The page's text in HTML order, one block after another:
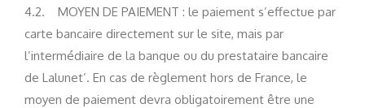
4.2. MOYEN DE PAIEMENT : le paiement s’effectue par
carte bancaire directement sur le site, mais par
l’intermédiaire de la banque ou du prestataire bancaire
de Lalunet’. En cas de règlement hors de France, le
moyen de paiement devra obligatoirement être une